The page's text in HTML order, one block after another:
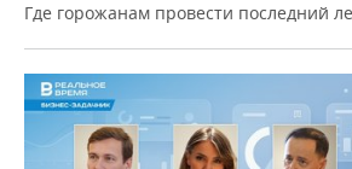
Где горожанам провести последний